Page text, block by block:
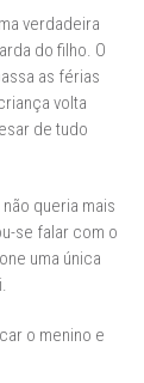
verdadeira
do filho. O
as férias
volta
de tudo
queria mais
se falar com o
uma única
o menino e